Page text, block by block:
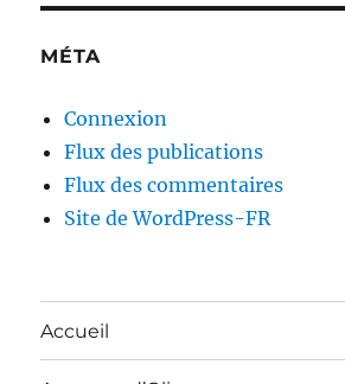
MÉTA
Connexion
Flux des publications
Flux des commentaires
Site de WordPress-FR
Accueil